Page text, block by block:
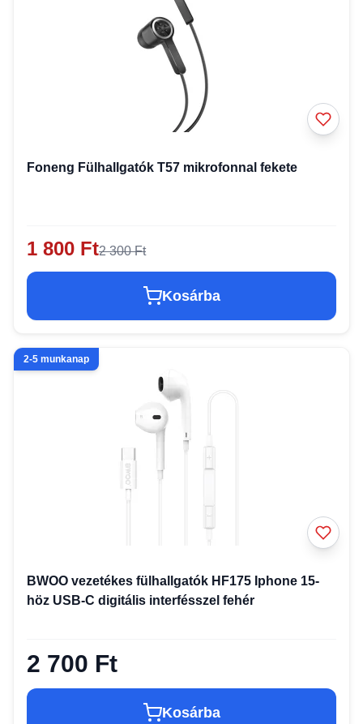
Foneng Fülhallgatók T57 mikrofonnal fekete
1 800 Ft2 300 Ft
Kosárba
2-5 munkanap
BWOO vezetékes fülhallgatók HF175 Iphone 15-
höz USB-C digitális interfésszel fehér
2 700 Ft
Kosárba